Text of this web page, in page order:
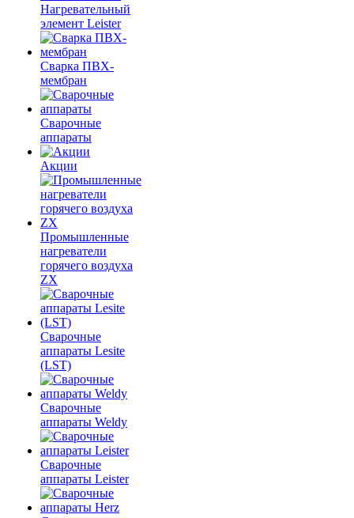
Нагревательный
элемент Leister
Сварка ПВХ-
мембран
Сварочные
аппараты
Акции
Промышленные
нагреватели
горячего воздуха
ZX
Сварочные
аппараты Lesite
(LST)
Сварочные
аппараты Weldy
Сварочные
аппараты Leister